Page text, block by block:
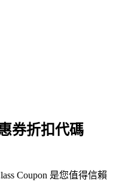
券折扣代碼
Coupon 是您值得信賴